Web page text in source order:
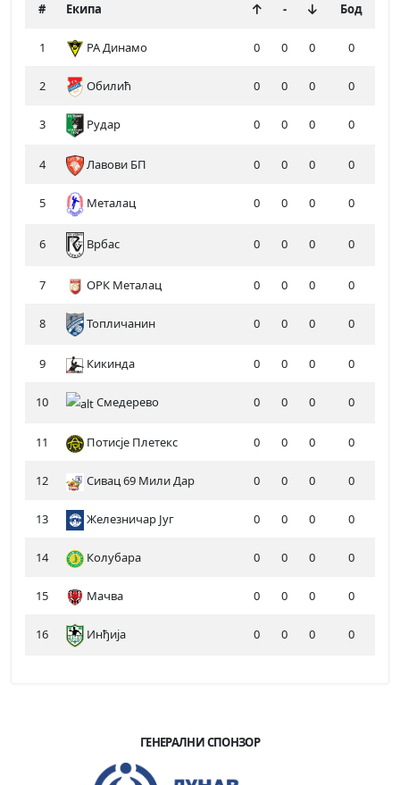
# Екипа - Бод
1 РА Динамо 0 0 0 0
2 Обилић 0 0 0 0
3 Рудар 0 0 0 0
4 Лавови БП 0 0 0 0
5 Металац 0 0 0 0
6 Врбас 0 0 0 0
7 ОРК Металац 0 0 0 0
8 Топличанин 0 0 0 0
9 Кикинда 0 0 0 0
10 Смедерево 0 0 0 0
11 Потисје Плетекс 0 0 0 0
12 Сивац 69 Мили Дар 0 0 0 0
13 Железничар Југ 0 0 0 0
14 Колубара 0 0 0 0
15 Мачва 0 0 0 0
16 Инђија 0 0 0 0
ГЕНЕРАЛНИ СПОНЗОР